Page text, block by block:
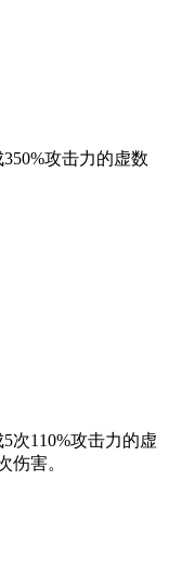
350%攻击力的虚数
次110%攻击力的虚
伤害。